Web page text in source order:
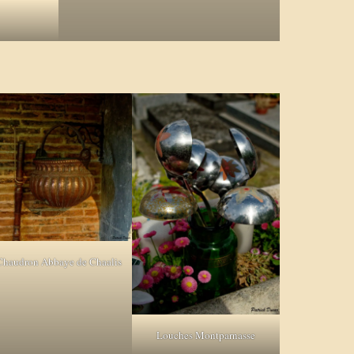
Abbaye de Chaalis
Louches Montparnasse